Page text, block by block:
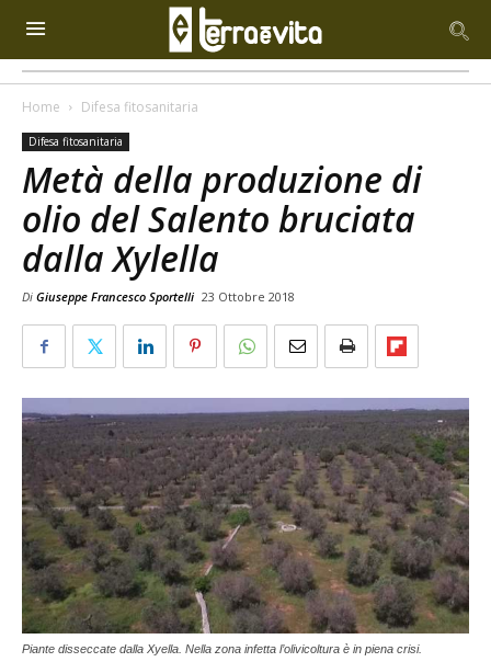
Home Difesa fitosanitaria
Difesa fitosanitaria
Metà della produzione di
olio del Salento bruciata
dalla Xylella
Di Giuseppe Francesco Sportelli 23 Ottobre 2018
Piante disseccate dalla Xyella. Nella zona infetta l’olivicoltura è in piena crisi.